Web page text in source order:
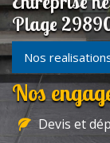
Plage
Nos
Nos
Devis et